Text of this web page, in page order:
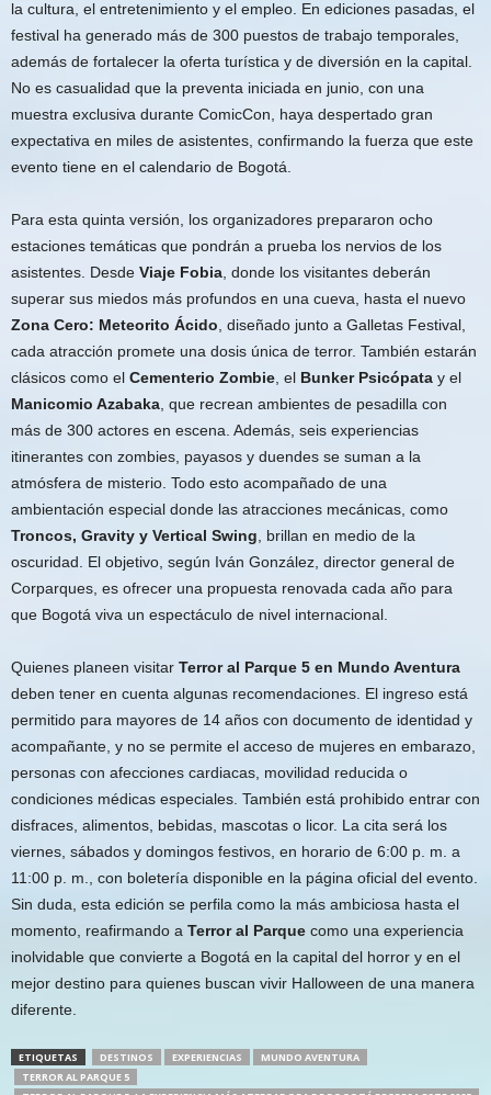
la cultura, el entretenimiento y el empleo. En ediciones pasadas, el
festival ha generado más de 300 puestos de trabajo temporales,
además de fortalecer la oferta turística y de diversión en la capital.
No es casualidad que la preventa iniciada en junio, con una
muestra exclusiva durante ComicCon, haya despertado gran
expectativa en miles de asistentes, confirmando la fuerza que este
evento tiene en el calendario de Bogotá.
Para esta quinta versión, los organizadores prepararon ocho
estaciones temáticas que pondrán a prueba los nervios de los
asistentes. Desde Viaje Fobia, donde los visitantes deberán
superar sus miedos más profundos en una cueva, hasta el nuevo
Zona Cero: Meteorito Ácido, diseñado junto a Galletas Festival,
cada atracción promete una dosis única de terror. También estarán
clásicos como el Cementerio Zombie, el Bunker Psicópata y el
Manicomio Azabaka, que recrean ambientes de pesadilla con
más de 300 actores en escena. Además, seis experiencias
itinerantes con zombies, payasos y duendes se suman a la
atmósfera de misterio. Todo esto acompañado de una
ambientación especial donde las atracciones mecánicas, como
Troncos, Gravity y Vertical Swing, brillan en medio de la
oscuridad. El objetivo, según Iván González, director general de
Corparques, es ofrecer una propuesta renovada cada año para
que Bogotá viva un espectáculo de nivel internacional.
Quienes planeen visitar Terror al Parque 5 en Mundo Aventura
deben tener en cuenta algunas recomendaciones. El ingreso está
permitido para mayores de 14 años con documento de identidad y
acompañante, y no se permite el acceso de mujeres en embarazo,
personas con afecciones cardiacas, movilidad reducida o
condiciones médicas especiales. También está prohibido entrar con
disfraces, alimentos, bebidas, mascotas o licor. La cita será los
viernes, sábados y domingos festivos, en horario de 6:00 p. m. a
11:00 p. m., con boletería disponible en la página oficial del evento.
Sin duda, esta edición se perfila como la más ambiciosa hasta el
momento, reafirmando a Terror al Parque como una experiencia
inolvidable que convierte a Bogotá en la capital del horror y en el
mejor destino para quienes buscan vivir Halloween de una manera
diferente.
ETIQUETAS DESTINOS EXPERIENCIAS
MUNDO AVENTURA
TERROR AL PARQUE 5